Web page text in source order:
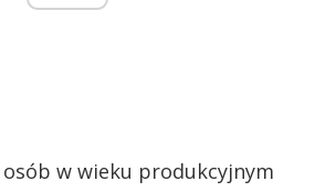
osób w wieku produkcyjnym